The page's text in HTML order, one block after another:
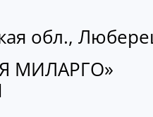
обл.,
МИЛАРГО»